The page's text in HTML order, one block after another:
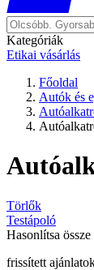
Kategóriák
Etikai vásárlás
Főoldal
Autók és
Törlők
Testápoló
Hasonlítsa össze
frissített